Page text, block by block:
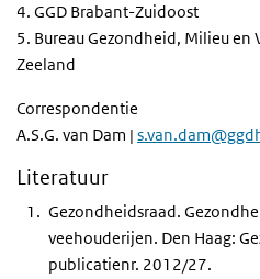
4. GGD Brabant-Zuidoost
5. Bureau Gezondheid, Milieu en
Zeeland
Correspondentie
A.S.G. van Dam |
Literatuur
Gezondheidsraad.
veehouderijen. Den Haag:
publicatienr. 2012/27.